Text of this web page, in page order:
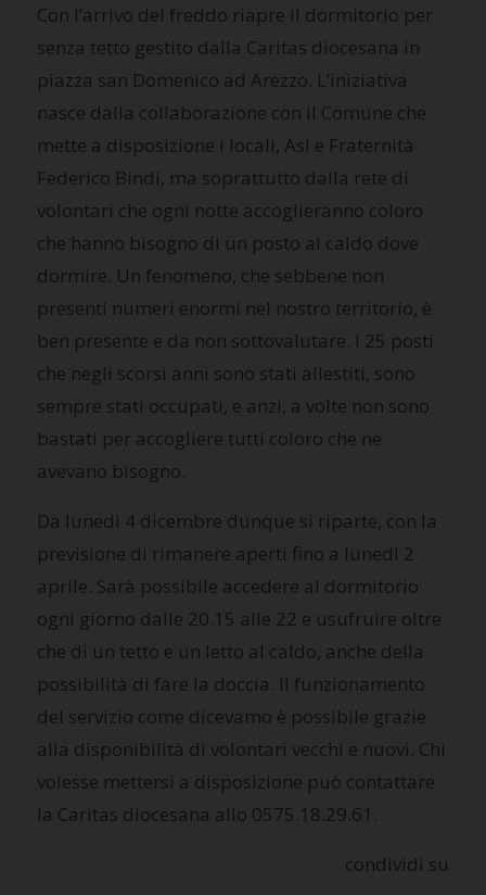
Con l’arrivo del freddo riapre il dormitorio per
senza tetto gestito dalla Caritas diocesana in
piazza san Domenico ad Arezzo. L’iniziativa
nasce dalla collaborazione con il Comune che
mette a disposizione i locali, Asl e Fraternità
Federico Bindi, ma soprattutto dalla rete di
volontari che ogni notte accoglieranno coloro
che hanno bisogno di un posto al caldo dove
dormire. Un fenomeno, che sebbene non
presenti numeri enormi nel nostro territorio, è
ben presente e da non sottovalutare. I 25 posti
che negli scorsi anni sono stati allestiti, sono
sempre stati occupati, e anzi, a volte non sono
bastati per accogliere tutti coloro che ne
avevano bisogno.
Da lunedì 4 dicembre dunque si riparte, con la
previsione di rimanere aperti fino a lunedì 2
aprile. Sarà possibile accedere al dormitorio
ogni giorno dalle 20.15 alle 22 e usufruire oltre
che di un tetto e un letto al caldo, anche della
possibilità di fare la doccia. Il funzionamento
del servizio come dicevamo è possibile grazie
alla disponibilità di volontari vecchi e nuovi. Chi
volesse mettersi a disposizione può contattare
la Caritas diocesana allo 0575.18.29.61.
condividi su